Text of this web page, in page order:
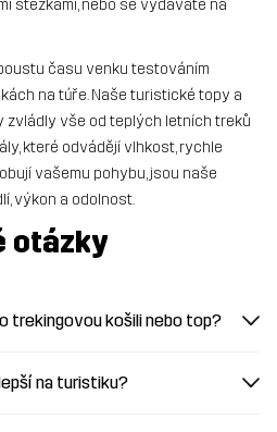
stezkami, nebo se vydáváte na
času venku testováním
na túře. Naše turistické topy a
zvládly vše od teplých letních treků
které odvádějí vlhkost, rychle
vašemu pohybu, jsou naše
výkon a odolnost.
otázky
trekingovou košili nebo top?
na turistiku?